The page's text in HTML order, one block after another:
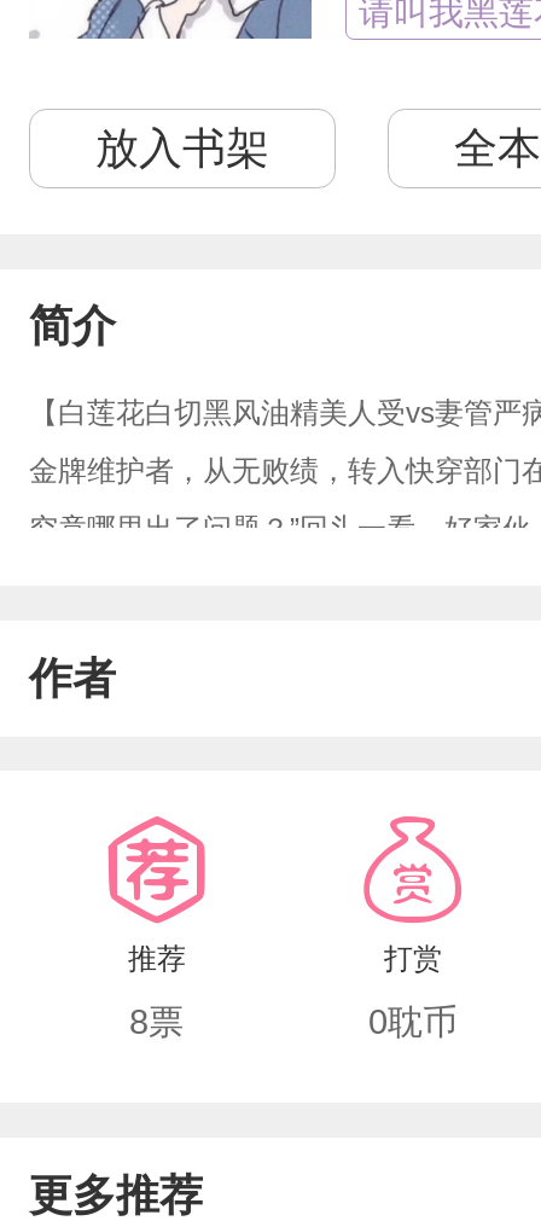
请叫我黑莲
放入书架 全
简介
【白莲花白切黑风油精美人受vs妻管
金牌维护者，从无败绩，转入快穿部
究竟哪里出了问题？”回头一看，好家
作者
推荐
8票
打赏
0耽币
更多推荐